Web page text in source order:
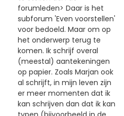
forumleden> Daar is het
subforum 'Even voorstellen'
voor bedoeld. Maar om op
het onderwerp terug te
komen. Ik schrijf overal
(meestal) aantekeningen
op papier. Zoals Marjan ook
al schrijft, in mijn leven zijn
er meer momenten dat ik
kan schrijven dan dat ik kan